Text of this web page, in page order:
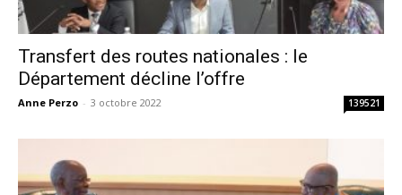
Transfert des routes nationales : le
Département décline l’offre
Anne Perzo - 3 octobre 2022 139521